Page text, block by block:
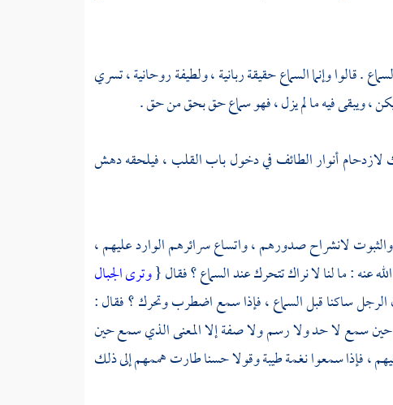
. قالوا وإنما السماع حقيقة ربانية ، ولطيفة روحانية ، تسري
، ويبقى فيه ما لم يزل ، فهو سماع حق بحق من حق .
لازدحام أنوار الطائف في دخول باب القلب ، فيلحقه دهش
لانشراح صدورهم ، واتساع سرائرهم الوارد عليهم ،
عنه : ما لنا لا نراك تتحرك عند السماع ؟ فقال {وترى الجبال
ساكنا قبل السماع ، فإذا سمع اضطرب وتحرك ؟ فقال :
سمع لا حد ولا رسم ولا صفة إلا المعنى الذي سمع حين
، فإذا سمعوا نغمة طيبة وقولا حسنا طارت هممهم إلى ذلك